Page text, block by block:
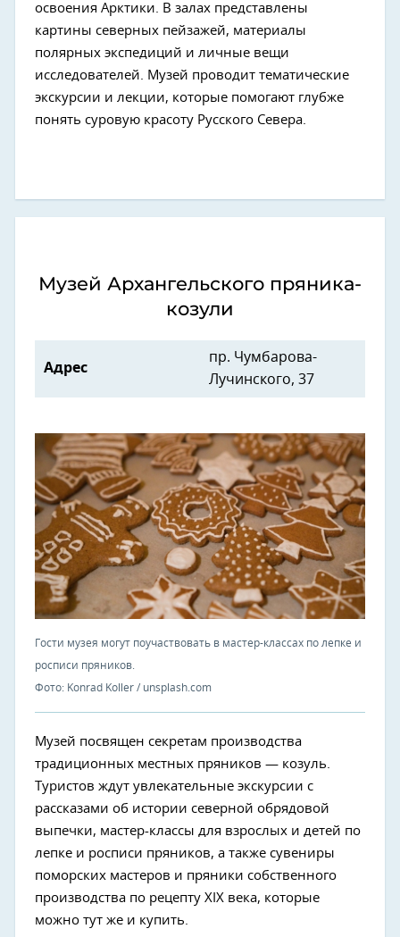
освоения Арктики. В залах представлены
картины северных пейзажей, материалы
полярных экспедиций и личные вещи
исследователей. Музей проводит тематические
экскурсии и лекции, которые помогают глубже
понять суровую красоту Русского Севера.
Музей Архангельского пряника-
козули
Адрес
пр. Чумбарова-
Лучинского, 37
Гости музея могут поучаствовать в мастер-классах по лепке и
росписи пряников.
Фото: Konrad Koller / unsplash.com
Музей посвящен секретам производства
традиционных местных пряников — козуль.
Туристов ждут увлекательные экскурсии с
рассказами об истории северной обрядовой
выпечки, мастер-классы для взрослых и детей по
лепке и росписи пряников, а также сувениры
поморских мастеров и пряники собственного
производства по рецепту XIX века, которые
можно тут же и купить.